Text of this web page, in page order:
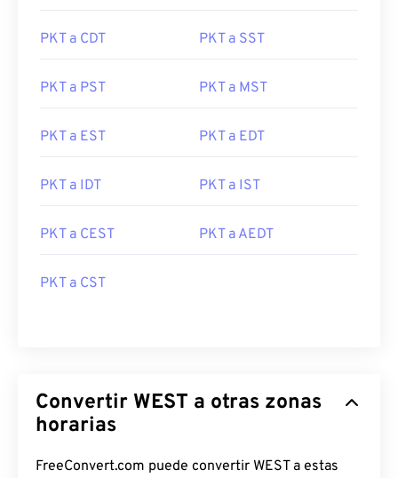
PKT a CDT PKT a SST
PKT a PST PKT a MST
PKT a EST PKT a EDT
PKT a IDT PKT a IST
PKT a CEST PKT a AEDT
PKT a CST
Convertir WEST a otras zonas
horarias
FreeConvert.com puede convertir WEST a estas